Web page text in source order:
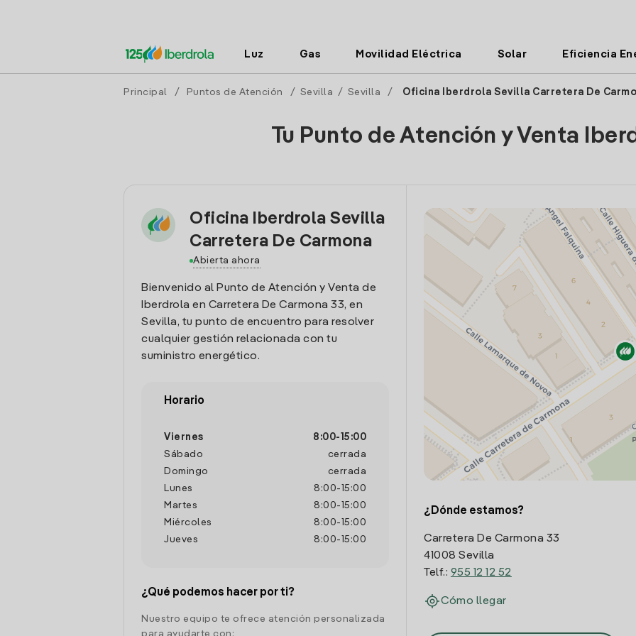
Luz Gas Movilidad Eléctrica Solar Eficiencia
Principal / Puntos de Atención / Sevilla / Sevilla / Oficina Iberdrola Sevilla Carretera De
Tu Punto de Atención y Venta
Oficina Iberdrola Sevilla
Carretera De Carmona
Abierta ahora
Bienvenido al Punto de Atención y Venta de
Iberdrola en Carretera De Carmona 33, en
Sevilla, tu punto de encuentro para resolver
cualquier gestión relacionada con tu
suministro energético.
Horario
Viernes 8:00- 15:00
Sábado
cerrada
Domingo
cerrada
Lunes
8:00- 15:00
Martes
8:00- 15:00
Miércoles
8:00- 15:00
Jueves
8:00- 15:00
¿Qué podemos hacer por ti?
Nuestro equipo te ofrece atención personalizada
para ayudarte con:
¿Dónde estamos?
Carretera De Carmona 33
41008 Sevilla
Telf.: 955 12 12 52
Cómo llegar